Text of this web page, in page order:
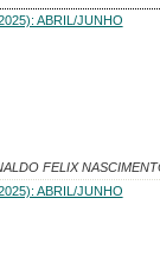
ABRIL/JUNHO
FELIX
ABRIL/JUNHO